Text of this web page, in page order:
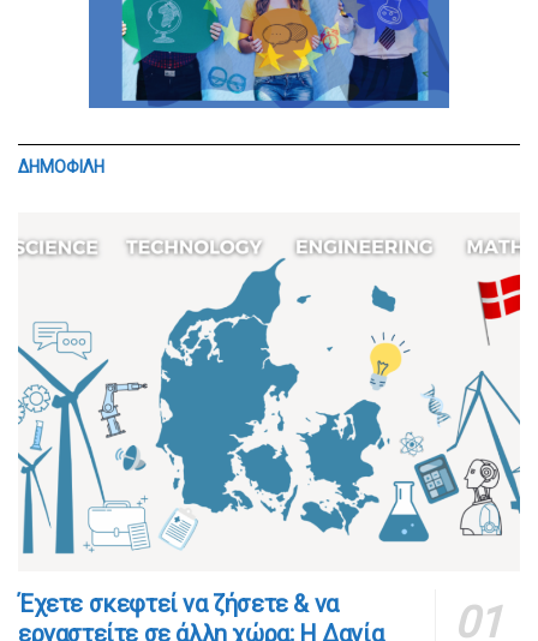
ΔΗΜΟΦΙΛΗ
​​Έχετε σκεφτεί να ζήσετε & να
εργαστείτε σε άλλη χώρα; Η Δανία